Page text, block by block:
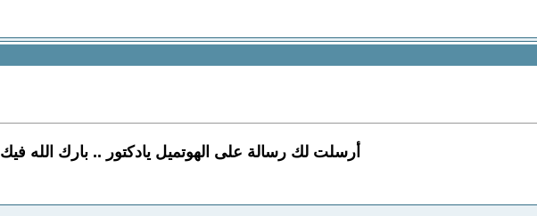
أرسلت لك رسالة على الهوتميل يادكتور .. بارك الله فيك